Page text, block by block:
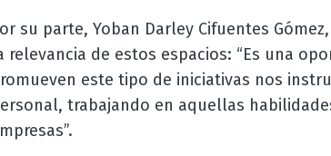
su parte, Yoban Darley Cifuentes
relevancia de estos espacios: “Es una
este tipo de iniciativas nos
trabajando en aquellas